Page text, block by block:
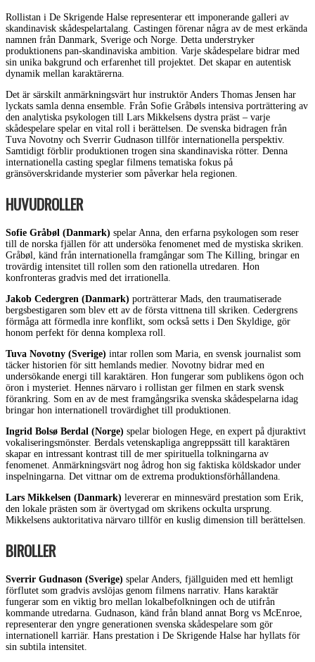
Rollistan i De Skrigende Halse representerar ett imponerande galleri av
skandinavisk skådespelartalang. Castingen förenar några av de mest erkända
namnen från Danmark, Sverige och Norge. Detta understryker
produktionens pan-skandinaviska ambition. Varje skådespelare bidrar med
sin unika bakgrund och erfarenhet till projektet. Det skapar en autentisk
dynamik mellan karaktärerna.
Det är särskilt anmärkningsvärt hur instruktör Anders Thomas Jensen har
lyckats samla denna ensemble. Från Sofie Gråbøls intensiva porträttering av
den analytiska psykologen till Lars Mikkelsens dystra präst – varje
skådespelare spelar en vital roll i berättelsen. De svenska bidragen från
Tuva Novotny och Sverrir Gudnason tillför internationella perspektiv.
Samtidigt förblir produktionen trogen sina skandinaviska rötter. Denna
internationella casting speglar filmens tematiska fokus på
gränsöverskridande mysterier som påverkar hela regionen.
HUVUDROLLER
Sofie Gråbøl (Danmark) spelar Anna, den erfarna psykologen som reser
till de norska fjällen för att undersöka fenomenet med de mystiska skriken.
Gråbøl, känd från internationella framgångar som The Killing, bringar en
trovärdig intensitet till rollen som den rationella utredaren. Hon
konfronteras gradvis med det irrationella.
Jakob Cedergren (Danmark) porträtterar Mads, den traumatiserade
bergsbestigaren som blev ett av de första vittnena till skriken. Cedergrens
förmåga att förmedla inre konflikt, som också setts i Den Skyldige, gör
honom perfekt för denna komplexa roll.
Tuva Novotny (Sverige) intar rollen som Maria, en svensk journalist som
täcker historien för sitt hemlands medier. Novotny bidrar med en
undersökande energi till karaktären. Hon fungerar som publikens ögon och
öron i mysteriet. Hennes närvaro i rollistan ger filmen en stark svensk
förankring. Som en av de mest framgångsrika svenska skådespelarna idag
bringar hon internationell trovärdighet till produktionen.
Ingrid Bolsø Berdal (Norge) spelar biologen Hege, en expert på djuraktivt
vokaliseringsmönster. Berdals vetenskapliga angreppssätt till karaktären
skapar en intressant kontrast till de mer spirituella tolkningarna av
fenomenet. Anmärkningsvärt nog ådrog hon sig faktiska köldskador under
inspelningarna. Det vittnar om de extrema produktionsförhållandena.
Lars Mikkelsen (Danmark) levererar en minnesvärd prestation som Erik,
den lokale prästen som är övertygad om skrikens ockulta ursprung.
Mikkelsens auktoritativa närvaro tillför en kuslig dimension till berättelsen.
BIROLLER
Sverrir Gudnason (Sverige) spelar Anders, fjällguiden med ett hemligt
förflutet som gradvis avslöjas genom filmens narrativ. Hans karaktär
fungerar som en viktig bro mellan lokalbefolkningen och de utifrån
kommande utredarna. Gudnason, känd från bland annat Borg vs McEnroe,
representerar den yngre generationen svenska skådespelare som gör
internationell karriär. Hans prestation i De Skrigende Halse har hyllats för
sin subtila intensitet.